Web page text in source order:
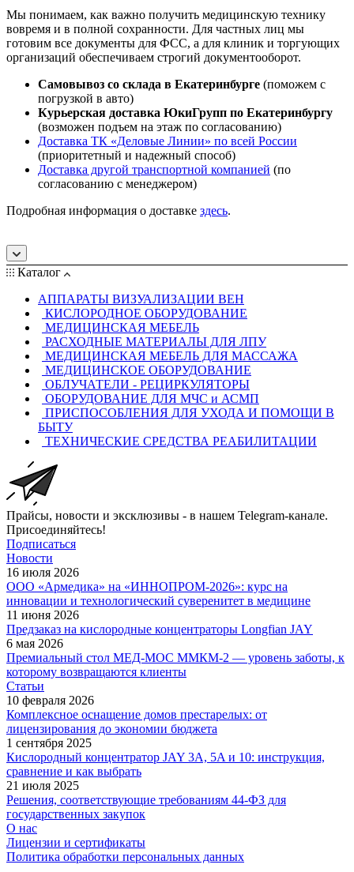
Мы понимаем, как важно получить медицинскую технику
вовремя и в полной сохранности. Для частных лиц мы
готовим все документы для ФСС, а для клиник и торгующих
организаций обеспечиваем строгий документооборот.
Самовывоз со склада в Екатеринбурге (поможем с
погрузкой в авто)
Курьерская доставка ЮкиГрупп по Екатеринбургу
(возможен подъем на этаж по согласованию)
Доставка ТК «Деловые Линии» по всей России
(приоритетный и надежный способ)
Доставка другой транспортной компанией (по
согласованию с менеджером)
Подробная информация о доставке здесь.
Каталог
АППАРАТЫ ВИЗУАЛИЗАЦИИ ВЕН
КИСЛОРОДНОЕ ОБОРУДОВАНИЕ
МЕДИЦИНСКАЯ МЕБЕЛЬ
РАСХОДНЫЕ МАТЕРИАЛЫ ДЛЯ ЛПУ
МЕДИЦИНСКАЯ МЕБЕЛЬ ДЛЯ МАССАЖА
МЕДИЦИНСКОЕ ОБОРУДОВАНИЕ
ОБЛУЧАТЕЛИ - РЕЦИРКУЛЯТОРЫ
ОБОРУДОВАНИЕ ДЛЯ МЧС и АСМП
ПРИСПОСОБЛЕНИЯ ДЛЯ УХОДА И ПОМОЩИ В
БЫТУ
ТЕХНИЧЕСКИЕ СРЕДСТВА РЕАБИЛИТАЦИИ
Прайсы, новости и эксклюзивы - в нашем Telegram-канале.
Присоединяйтесь!
Подписаться
Новости
16 июля 2026
ООО «Армедика» на «ИННОПРОМ-2026»: курс на
инновации и технологический суверенитет в медицине
11 июня 2026
Предзаказ на кислородные концентраторы Longfian JAY
6 мая 2026
Премиальный стол МЕД-МОС ММКМ-2 — уровень заботы, к
которому возвращаются клиенты
Статьи
10 февраля 2026
Комплексное оснащение домов престарелых: от
лицензирования до экономии бюджета
1 сентября 2025
Кислородный концентратор JAY 3A, 5A и 10: инструкция,
сравнение и как выбрать
21 июля 2025
Решения, соответствующие требованиям 44-ФЗ для
государственных закупок
О нас
Лицензии и сертификаты
Политика обработки персональных данных